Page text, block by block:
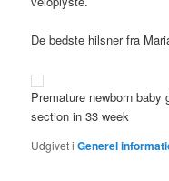
De bedste hilsner fra
Premature newborn
section in 33 week
Udgivet i Generel